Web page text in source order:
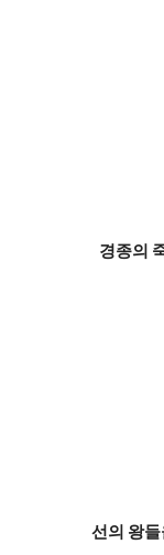
경종의
선의 왕